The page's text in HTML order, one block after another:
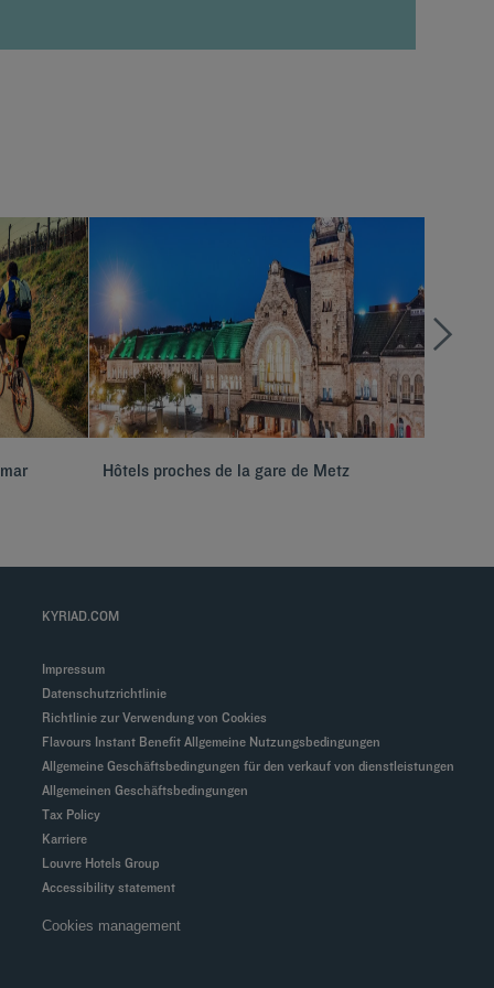
Hôtels proches de la gare de Metz
KYRIAD.COM
Impressum
Datenschutzrichtlinie
Richtlinie zur Verwendung von Cookies
Flavours Instant Benefit Allgemeine Nutzungsbedingungen
Allgemeine Geschäftsbedingungen für den verkauf von dienstleistungen
Allgemeinen Geschäftsbedingungen
Tax Policy
Karriere
Louvre Hotels Group
Accessibility statement
Cookies management